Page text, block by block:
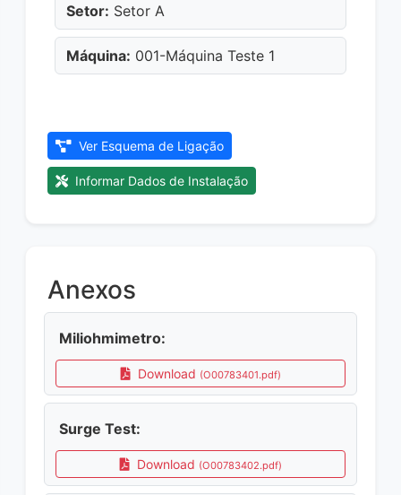
Setor: Setor A
Máquina: 001-Máquina Teste 1
Ver Esquema de Ligação
Informar Dados de Instalação
Anexos
Miliohmimetro:
Download (O00783401.pdf)
Surge Test:
Download (O00783402.pdf)